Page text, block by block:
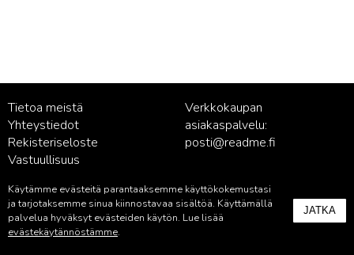
Tietoa meistä
Yhteystiedot
Rekisteriseloste
Vastuullisuus
Verkkokaupan
asiakaspalvelu:
posti@readme.fi
Kustantamon asiakaspalvelu:
palvelu@readme.fi
Käytämme evästeitä parantaaksemme käyttökokemustasi
ja tarjotaksemme sinua kiinnostavaa sisältöä. Käyttämällä
palvelua hyväksyt evästeiden käytön. Lue lisää
evästekäytännöstämme.
JATKA